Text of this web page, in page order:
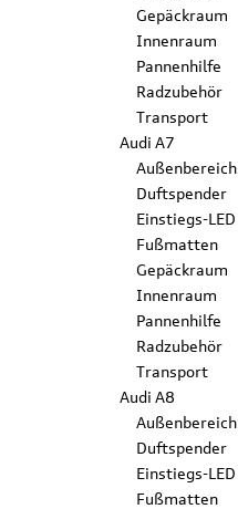
Gepäckraum
Innenraum
Pannenhilfe
Radzubehör
Transport
Audi A7
Außenbereich
Duftspender
Einstiegs-LED
Fußmatten
Gepäckraum
Innenraum
Pannenhilfe
Radzubehör
Transport
Audi A8
Außenbereich
Duftspender
Einstiegs-LED
Fußmatten